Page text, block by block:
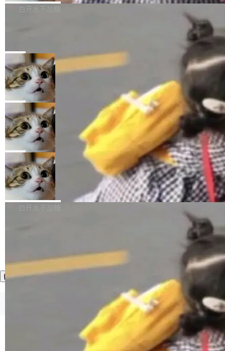
P9 patch03及以上版本。 *升级路径：设置 > 搜
很多中国音视频开发者而言，这个名字并不陌
“启蒙老师”。 而今年，恰好是雷霄骅离世十周
年。FFmpeg 社区最终选择用一个大版本的名
字，留下了这份纪念。 雷霄骅曾是中国传媒大学
数字电视技术方向的博士生，长期从事视频、音
频技...
导致公司在多个项目上超支。《金融时报》报道
编写程序，目标是完成电商平台作者信息与商品
列表的数据匹配 —— 一项常规的数据处理任
务，最终却产生了 180 万美元的账单，实际支出
超出原定预算 860%。 更令人意外的是，该项目
最终并未成功落地，而高额算力消耗持续运行长
达 5 个月，公司直到财务对账时才察觉异常。这
意味着一个无人看管的 AI 程序，在近半年时间
里日夜不停地"烧钱"。 复盘显示，...
白开水不加糖
e CEO Clément Delangue 在 CNBC 的采访里
没有拐弯抹角。他说中国正在赢得 AI 竞赛，而
且按目前的速度，中国 AI 工具预计在今年底或
2027 年就能追上美国前沿实验室的水平。 Dela
ngue 把原因归结为一件事：开放协作。中国的
AI 开发者在一个共享和协作的生态里加速迭代，
而美国模型厂商在"闭门造车"。他的原话是 "buil
ding in silos"——各自为战，互不通气。 这个判
断从他嘴里说出来分量不同。Hugging Face 是
全球最大的开源 AI 平台，上面跑着上百万个模
型。谁在开源赛道上领先，...
局
当 AI agent 把源码变成了最好的扩展系
统，开发者工具必须开源
五年前，David Crawshaw 问过很多软件工程师
一个问题：你写过什么给自己用的程序？答案几
乎都是没有。工程师们整天用别人写的程序写程
序给别人用。偶尔有人自己写个博客系统、智能
家居控制、家庭实验室，都算稀奇事。 Crawsh
aw 是 Shelley 的作者，一个开源 AI coding age
nt。他最近在博客上写了一篇文章，核心论点很
简单：开发者工具必须开源。 理由不是传统的自
由软件情怀，而是一个跟 AI agent 直接相关的
技术判断。 两行 prompt 就能个性化任何软件 C
局
DeepSeek Harness 宣布内测邀请，全
网最大规模开源 Agent 路演现场诞生
一条内测招募帖，发出去的时候大概没人想到它
会变成一场开源 Agent 生态的路演。 8月1日，
DeepSeek Harness 团队负责人崔添翼（tiany
i）在 X 上发帖： 「如果你是 Agent Harness 相
关开源项目的开发者，希望参加 DeepSeek Har
ness 的内测，可以回复或私信联系我。请附上
Harness 负责把能力落到真实环境中——调用工
具、读写文件、管理上下文、处理错误、完成闭
环。崔添翼招人的标...
局
商汤 SenseNova U1.5-Lite-Preview
开源
商汤科技宣布面向社区开源轻量级统一多模态模
型的预览版本 SenseNova U1.5-Lite-Preview。
理解、推理、生成与编辑，还仅以 8B-MoT 的轻
量大小，将能力推进到4K、更精细的真实质感、
更复杂的视觉控制和可持续迭代编辑。 相比 U
1，U1.5-Lite-Preview 在以下方向上带来了显著
提升： 原生支持4K图像生成； 更精细的局部纹
理、细节与真实世界质感； 更准确的中英文文字
生成与复杂版式组织； 更稳定的图...
白开水不加糖
©OSCHINA(OSChina.NET) 京ICP备2025119063号